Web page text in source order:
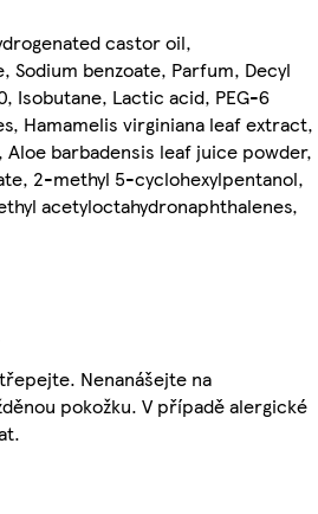
castor oil,
Sodium benzoate, Parfum, Decyl
Isobutane, Lactic acid, PEG-6
Hamamelis virginiana leaf extract,
barbadensis leaf juice powder,
2-methyl 5-cyclohexylpentanol,
acetyloctahydronaphthalenes,
Nenanášejte na
pokožku. V případě alergické